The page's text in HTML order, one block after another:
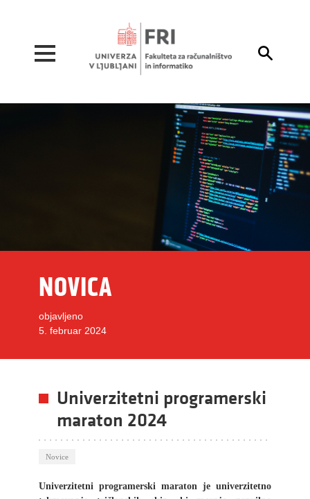

NOVICA
objavljeno
5. februar 2024
Univerzitetni programerski
maraton 2024
Novice
Univerzitetni programerski maraton je univerzitetno